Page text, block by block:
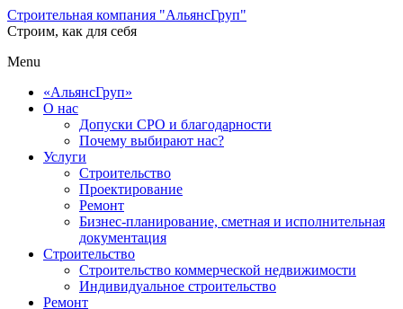
Строительная компания "АльянсГруп"
Строим, как для себя
Menu
«АльянсГруп»
О нас
Допуски СРО и благодарности
Почему выбирают нас?
Услуги
Строительство
Проектирование
Ремонт
Бизнес-планирование, сметная и исполнительная
документация
Строительство
Строительство коммерческой недвижимости
Индивидуальное строительство
Ремонт